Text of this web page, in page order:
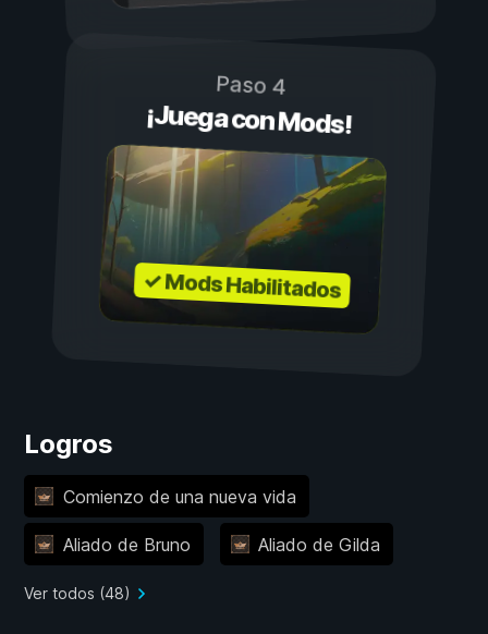
Paso 4
¡Juega con Mods!
✓ Mods Habilitados
Logros
Comienzo de una nueva vida
Aliado de Bruno Aliado de Gilda
Ver todos (48)